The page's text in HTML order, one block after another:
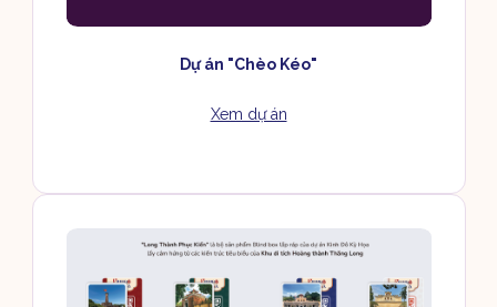
Dự án "Chèo Kéo"
Xem dự án